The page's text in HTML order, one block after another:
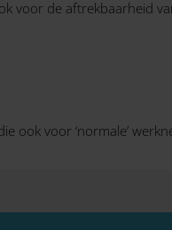
voor de aftrekbaarheid
voor ‘normale’